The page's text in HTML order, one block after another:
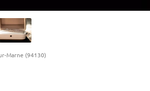
Marne (94130)